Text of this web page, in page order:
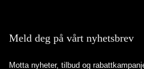
Meld deg på vårt nyhetsbrev
Motta nyheter, tilbud og